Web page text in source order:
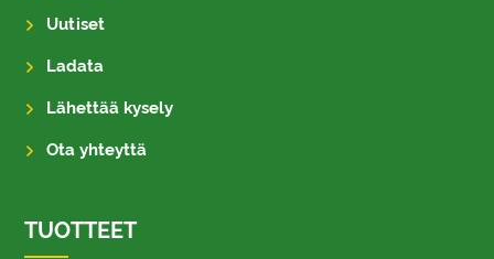
Uutiset
Ladata
Lähettää kysely
Ota yhteyttä
TUOTTEET